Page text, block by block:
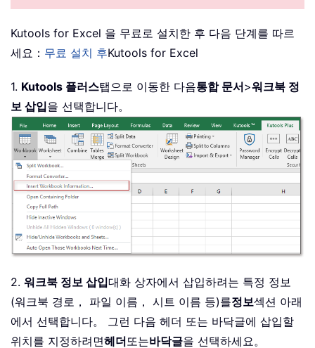
Kutools for Excel 을 무료로 설치한 후 다음 단계를 따르
세요： 무료 설치 후Kutools for Excel
1. Kutools 플러스탭으로 이동한 다음통합 문서>워크북 정
보 삽입을 선택합니다。
2. 워크북 정보 삽입대화 상자에서 삽입하려는 특정 정보
(워크북 경로， 파일 이름， 시트 이름 등)를정보섹션 아래
에서 선택합니다。 그런 다음 헤더 또는 바닥글에 삽입할
위치를 지정하려면헤더또는바닥글을 선택하세요。